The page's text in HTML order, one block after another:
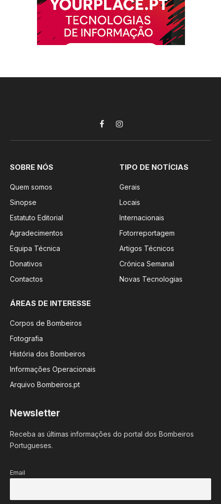
FacebookInstagram
SOBRE NÓS
Quem somos
Sinopse
Estatuto Editorial
Agradecimentos
Equipa Técnica
Donativos
Contactos
TIPO DE NOTÍCIAS
Gerais
Locais
Internacionais
Fotorreportagem
Artigos Técnicos
Crónica Semanal
Novas Tecnologias
ÁREAS DE INTERESSE
Corpos de Bombeiros
Fotografia
História dos Bombeiros
Informações Operacionais
Arquivo Bombeiros.pt
Newsletter
Receba as últimas informações do portal dos Bombeiros
Portugueses.
Email